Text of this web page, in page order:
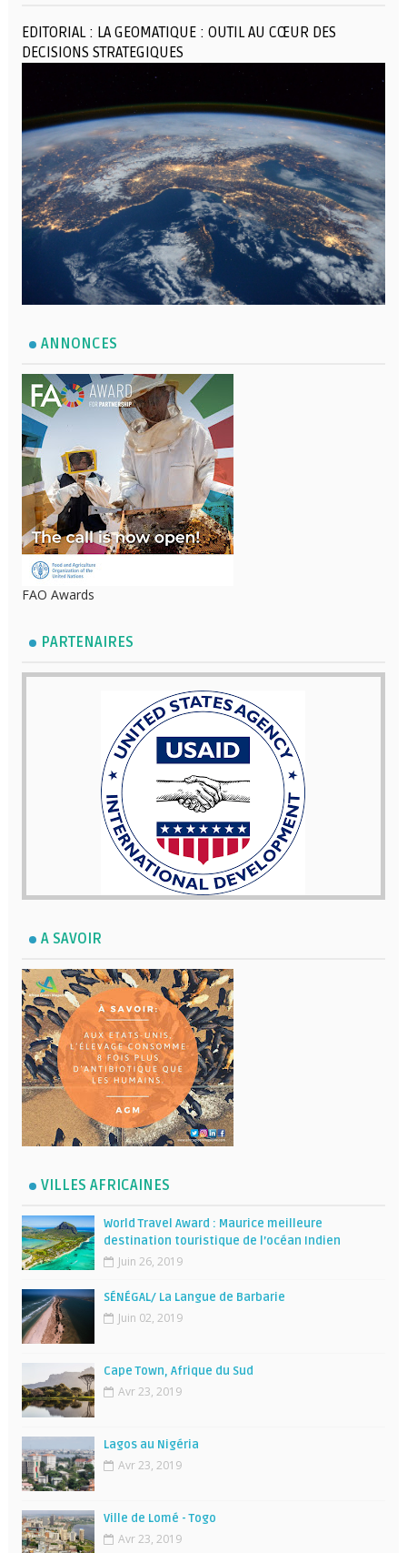
EDITORIAL : LA GEOMATIQUE : OUTIL AU CŒUR DES
DECISIONS STRATEGIQUES
ANNONCES
FAO Awards
PARTENAIRES
A SAVOIR
VILLES AFRICAINES
World Travel Award : Maurice meilleure
destination touristique de l’océan Indien
Juin 26, 2019
SÉNÉGAL/ La Langue de Barbarie
Juin 02, 2019
Cape Town, Afrique du Sud
Avr 23, 2019
Lagos au Nigéria
Avr 23, 2019
Ville de Lomé - Togo
Avr 23, 2019